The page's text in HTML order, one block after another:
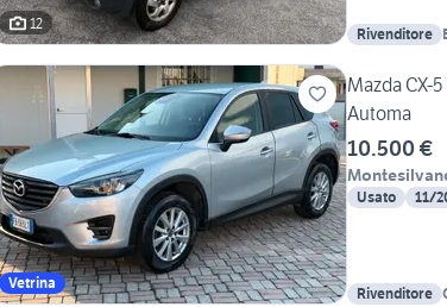
12
Rivenditore
Vetrina
Mazda CX-
Automa
10.500 €
Usato 11/
Rivenditore